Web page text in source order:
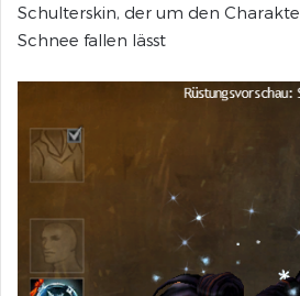
Schulterskin, der um den
Schnee fallen lässt